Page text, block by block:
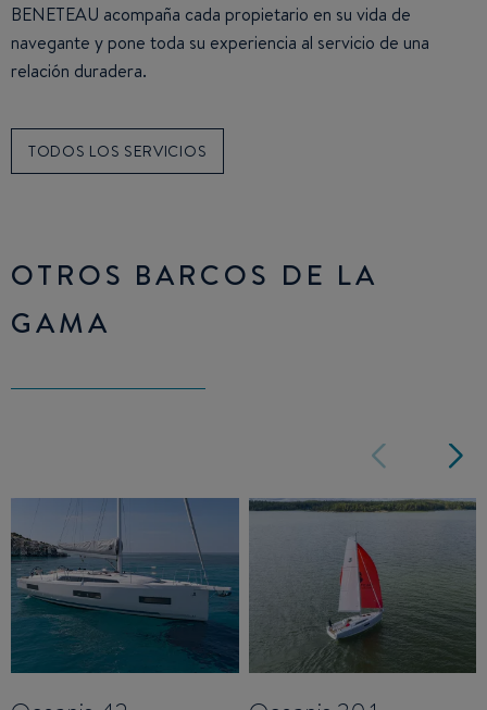
BENETEAU acompaña cada propietario en su vida de
navegante y pone toda su experiencia al servicio de una
relación duradera.
TODOS LOS SERVICIOS
OTROS BARCOS DE LA
GAMA